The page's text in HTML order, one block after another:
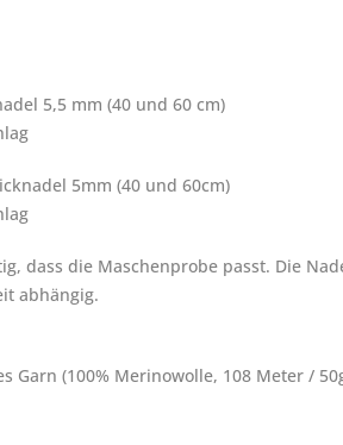
5,5 mm (40 und 60 cm)
5mm (40 und 60cm)
dass die Maschenprobe passt. Die
abhängig.
Garn (100% Merinowolle, 108 Meter /